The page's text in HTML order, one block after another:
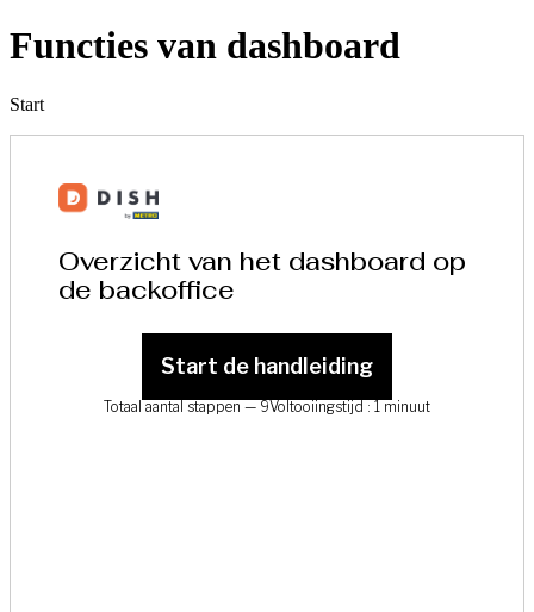
Functies van dashboard
Start